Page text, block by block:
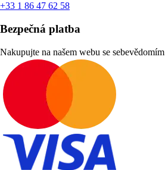
+33 1 86 47 62 58
Bezpečná platba
Nakupujte na našem webu se sebevědomím